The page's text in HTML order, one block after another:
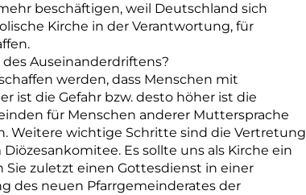
beschäftigen, weil Deutschland sich
Kirche in der Verantwortung, für
Auseinanderdriftens?
werden, dass Menschen mit
ist die Gefahr bzw. desto höher ist die
für Menschen anderer Muttersprache
Weitere wichtige Schritte sind die Vertretung
Es sollte uns als Kirche ein
Sie zuletzt einen Gottesdienst in einer
des neuen Pfarrgemeinderates der